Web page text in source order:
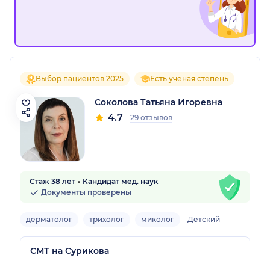
Выбор пациентов 2025 Есть ученая степень
Соколова Татьяна Игоревна
4.7 29 отзывов
Стаж 38 лет
Кандидат мед. наук
Документы проверены
дерматолог трихолог миколог Детский
СМТ на Сурикова